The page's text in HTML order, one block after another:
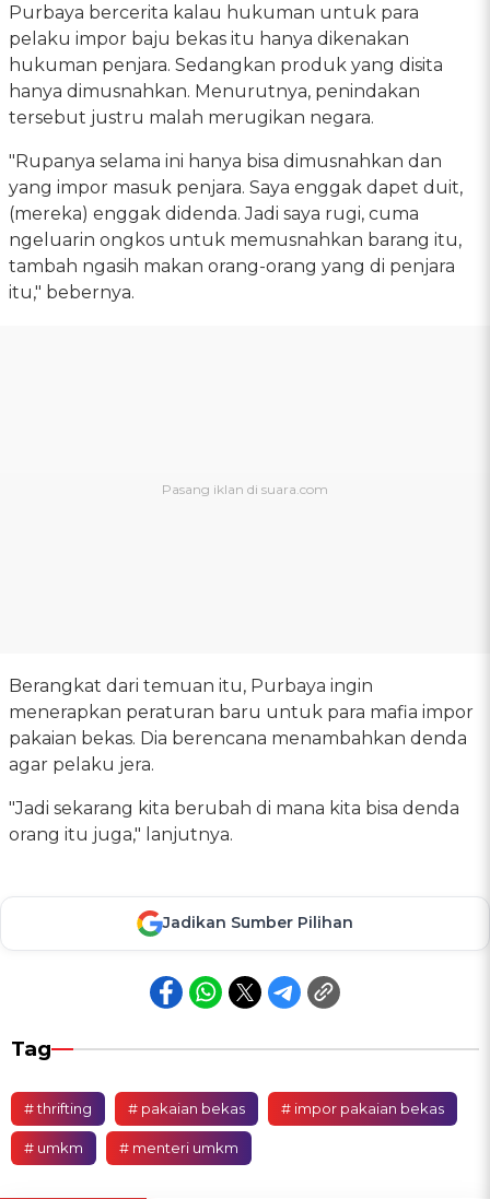
Purbaya bercerita kalau hukuman untuk para
pelaku impor baju bekas itu hanya dikenakan
hukuman penjara. Sedangkan produk yang disita
hanya dimusnahkan. Menurutnya, penindakan
tersebut justru malah merugikan negara.
"Rupanya selama ini hanya bisa dimusnahkan dan
yang impor masuk penjara. Saya enggak dapet duit,
(mereka) enggak didenda. Jadi saya rugi, cuma
ngeluarin ongkos untuk memusnahkan barang itu,
tambah ngasih makan orang-orang yang di penjara
itu," bebernya.
Berangkat dari temuan itu, Purbaya ingin
menerapkan peraturan baru untuk para mafia impor
pakaian bekas. Dia berencana menambahkan denda
agar pelaku jera.
"Jadi sekarang kita berubah di mana kita bisa denda
orang itu juga," lanjutnya.
Jadikan Sumber Pilihan
Tag
# thrifting # pakaian bekas # impor pakaian bekas
# umkm # menteri umkm